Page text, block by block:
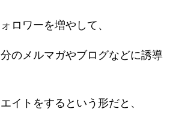
ロワーを増やして、
のメルマガやブログなどに誘導
イトをするという形だと、